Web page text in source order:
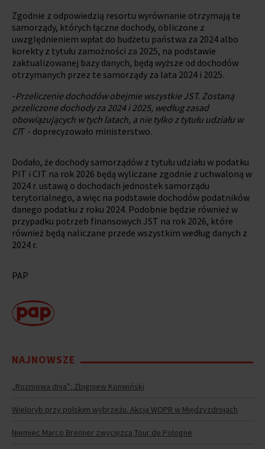
Zgodnie z odpowiedzią resortu wyrównanie otrzymają te
samorządy, których łączne dochody, obliczone z
uwzględnieniem wpłat do budżetu państwa za 2024 albo
korekty z tytułu zamożności za 2025, na podstawie
zaktualizowanej bazy danych, będą wyższe od dochodów
otrzymanych przez te samorządy za lata 2024 i 2025.
-Przeliczenie dochodów obejmie wszystkie JST. Zostaną
przeliczone dochody za 2024 i 2025, według zasad
obowiązujących w tych latach, a nie tylko z tytułu udziału w
CIT - doprecyzowało ministerstwo.
Dodało, że dochody samorządów z tytułu udziału w podatku
PIT i CIT na rok 2026 będą wyliczane zgodnie z uchwaloną w
2024 r. ustawą o dochodach jednostek samorządu
terytorialnego, a więc na podstawie dochodów podatników
danego podatku z roku 2024. Podobnie będzie również w
przypadku potrzeb finansowych JST na rok 2026, które
również będą naliczane przede wszystkim według danych z
2024 r.
PAP
NAJNOWSZE
„Rozmowa dnia”: Zbigniew Konwiński
Wieloryb przy polskim wybrzeżu. Akcja WOPR w Międzyzdrojach
Niemiec Marco Brenner zwycięzcą Tour de Pologne